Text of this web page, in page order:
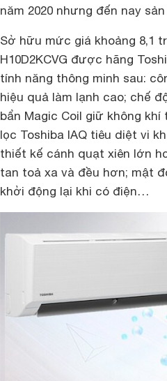
năm 2020 nhưng đến nay
Sở hữu mức giá khoảng 8,1
H10D2KCVG được hãng
tính năng thông minh sau:
hiệu quả làm lạnh cao; chế
bẩn Magic Coil giữ không
lọc Toshiba IAQ tiêu diệt vi
thiết kế cánh quạt xiên lớn
tan toả xa và đều hơn; mật
khởi động lại khi có điện…